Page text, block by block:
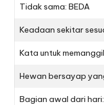
Tidak sama: BEDA
Keadaan sekitar
Kata untuk
Hewan bersayap
Bagian awal dari hari: